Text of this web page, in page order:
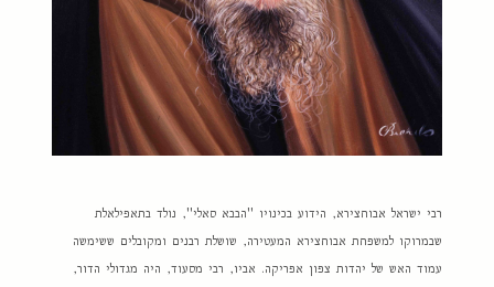
רבי ישראל אבוחצירא, הידוע בכינויו "הבבא סאלי", נולד בתאפילאלת
שבמרוקו למשפחת אבוחצירא המעטירה, שושלת רבנים ומקובלים ששימשה
עמוד האש של יהדות צפון אפריקה. אביו, רבי מסעוד, היה מגדולי הדור,